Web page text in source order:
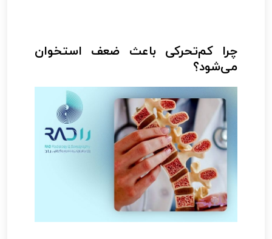
چرا کم‌تحرکی باعث ضعف استخوان
می‌شود؟